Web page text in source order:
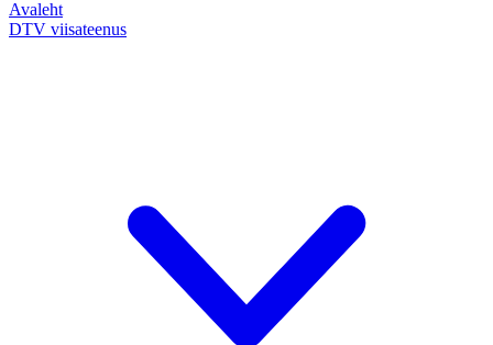
Avaleht
DTV viisateenus